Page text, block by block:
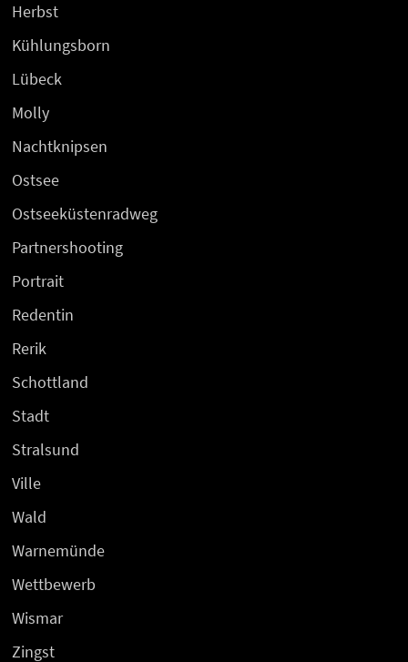
Herbst
Kühlungsborn
Lübeck
Molly
Nachtknipsen
Ostsee
Ostseeküstenradweg
Partnershooting
Portrait
Redentin
Rerik
Schottland
Stadt
Stralsund
Ville
Wald
Warnemünde
Wettbewerb
Wismar
Zingst